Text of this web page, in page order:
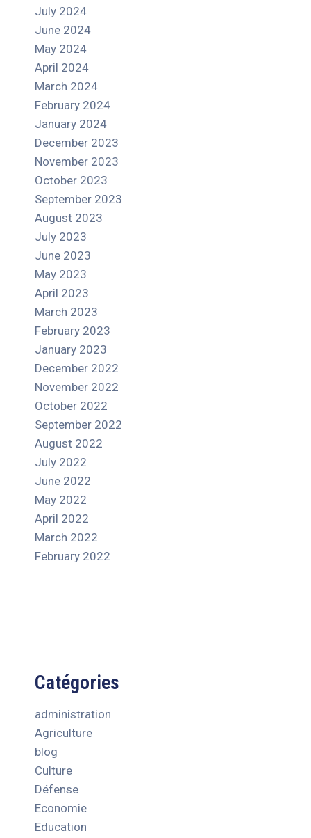
July 2024
June 2024
May 2024
April 2024
March 2024
February 2024
January 2024
December 2023
November 2023
October 2023
September 2023
August 2023
July 2023
June 2023
May 2023
April 2023
March 2023
February 2023
January 2023
December 2022
November 2022
October 2022
September 2022
August 2022
July 2022
June 2022
May 2022
April 2022
March 2022
February 2022
Catégories
administration
Agriculture
blog
Culture
Défense
Economie
Education